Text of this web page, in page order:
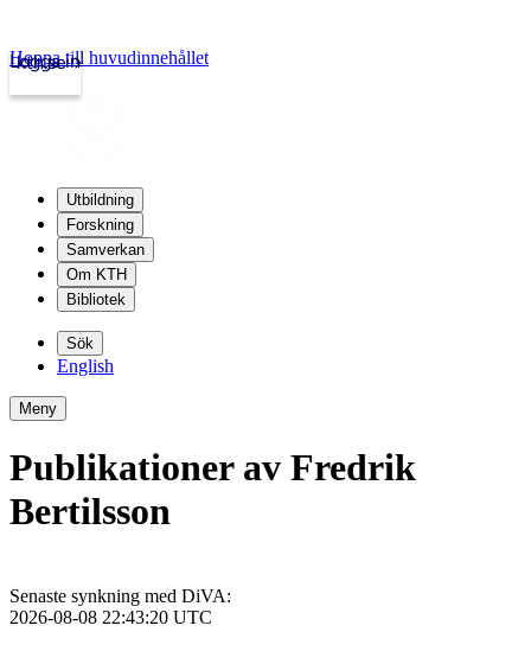
kth.se
Logga in
Hoppa till huvudinnehållet
Utbildning
Forskning
Samverkan
Om KTH
Bibliotek
Sök
English
Meny
Publikationer av Fredrik
Bertilsson
Senaste synkning med DiVA:
2026-08-08 22:43:20 UTC